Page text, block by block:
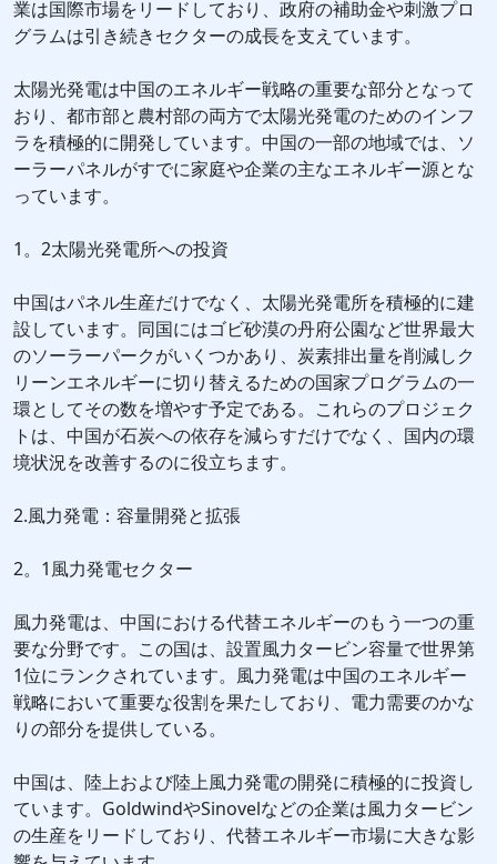
業は国際市場をリードしており、政府の補助金や刺激プロ
グラムは引き続きセクターの成長を支えています。
太陽光発電は中国のエネルギー戦略の重要な部分となって
おり、都市部と農村部の両方で太陽光発電のためのインフ
ラを積極的に開発しています。中国の一部の地域では、ソ
ーラーパネルがすでに家庭や企業の主なエネルギー源とな
っています。
1。2太陽光発電所への投資
中国はパネル生産だけでなく、太陽光発電所を積極的に建
設しています。同国にはゴビ砂漠の丹府公園など世界最大
のソーラーパークがいくつかあり、炭素排出量を削減しク
リーンエネルギーに切り替えるための国家プログラムの一
環としてその数を増やす予定である。これらのプロジェク
トは、中国が石炭への依存を減らすだけでなく、国内の環
境状況を改善するのに役立ちます。
2.風力発電：容量開発と拡張
2。1風力発電セクター
風力発電は、中国における代替エネルギーのもう一つの重
要な分野です。この国は、設置風力タービン容量で世界第
1位にランクされています。風力発電は中国のエネルギー
戦略において重要な役割を果たしており、電力需要のかな
りの部分を提供している。
中国は、陸上および陸上風力発電の開発に積極的に投資し
ています。GoldwindやSinovelなどの企業は風力タービン
の生産をリードしており、代替エネルギー市場に大きな影